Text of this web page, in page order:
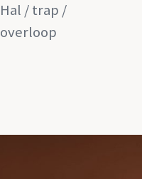
Hal / trap /
overloop